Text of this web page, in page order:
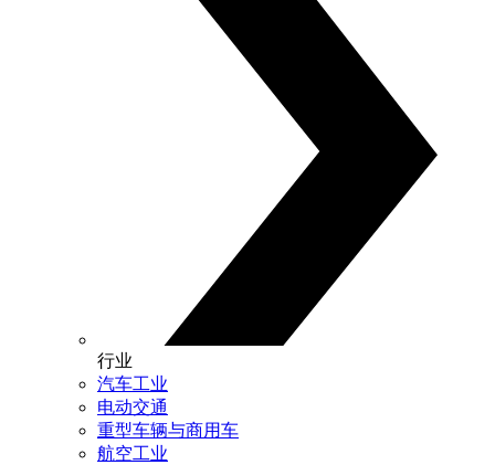
行业
汽车工业
电动交通
重型车辆与商用车
航空工业